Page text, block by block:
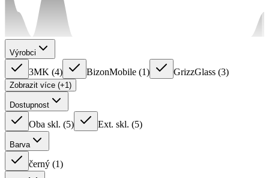
Výrobci
3MK (4) BizonMobile (1) GrizzGlass (3)
Zobrazit více (+1)
Dostupnost
Oba skl. (5) Ext. skl. (5)
Barva
černý (1)